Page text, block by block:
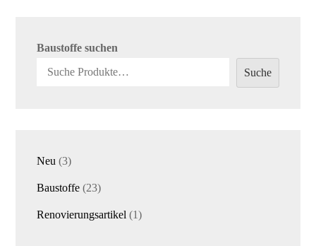
Baustoffe suchen
Suche
Neu 33
Baustoffe 2323
Renovierungsartikel 11